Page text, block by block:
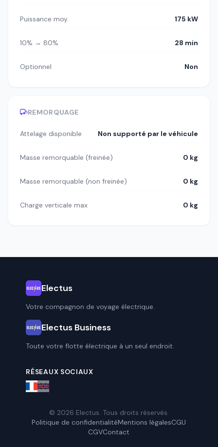
Puissance moy. 175 kW
10% → 80% 28 min
Optionnel Non
REMORQUAGE
Attelage disponible Non supporté par le véhicule
Masse remorquable (freinée) 0 kg
Masse remorquable (non freinée) 0 kg
Charge verticale max 0 kg
Electus
Votre compagnon de voyage électrique.
Electus Business
Toute votre flotte électrique à un seul endroit.
RÉSEAUX SOCIAUX
© 2026 Electus. Tous droits réservés.
Politique de confidentialitéMentions légalesCGU
CGVContact